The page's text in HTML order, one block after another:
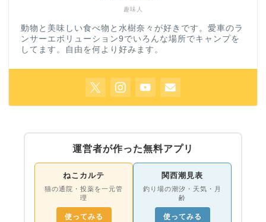
趣味人
動物と美味しい食べ物と水樹奈々が好きです。愛車のラ
ンサーエボリューション9でいろんな場所でキャンプを
してます。自由を何より好みます。
運営者が作った無料アプリ
ねこカルテ
猫の通院・投薬を一元管
理
使ってみる
関西潮見表
釣り場の潮汐・天気・月
齢
使ってみる